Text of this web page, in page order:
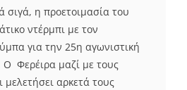
σιγά, η προετοιμασία του
ντέρμπι με τον
για την 25η αγωνιστική
Ο Φερέιρα μαζί με τους
μελετήσει αρκετά τους